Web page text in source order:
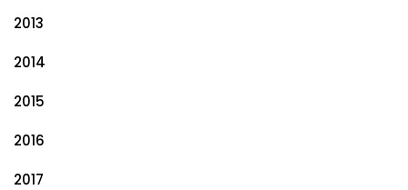
2013
2014
2015
2016
2017